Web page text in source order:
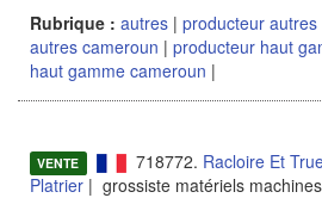
Rubrique : autres | producteur autres
autres cameroun | producteur haut
haut gamme cameroun |
VENTE 718772. Racloire Et
Platrier | grossiste matériels